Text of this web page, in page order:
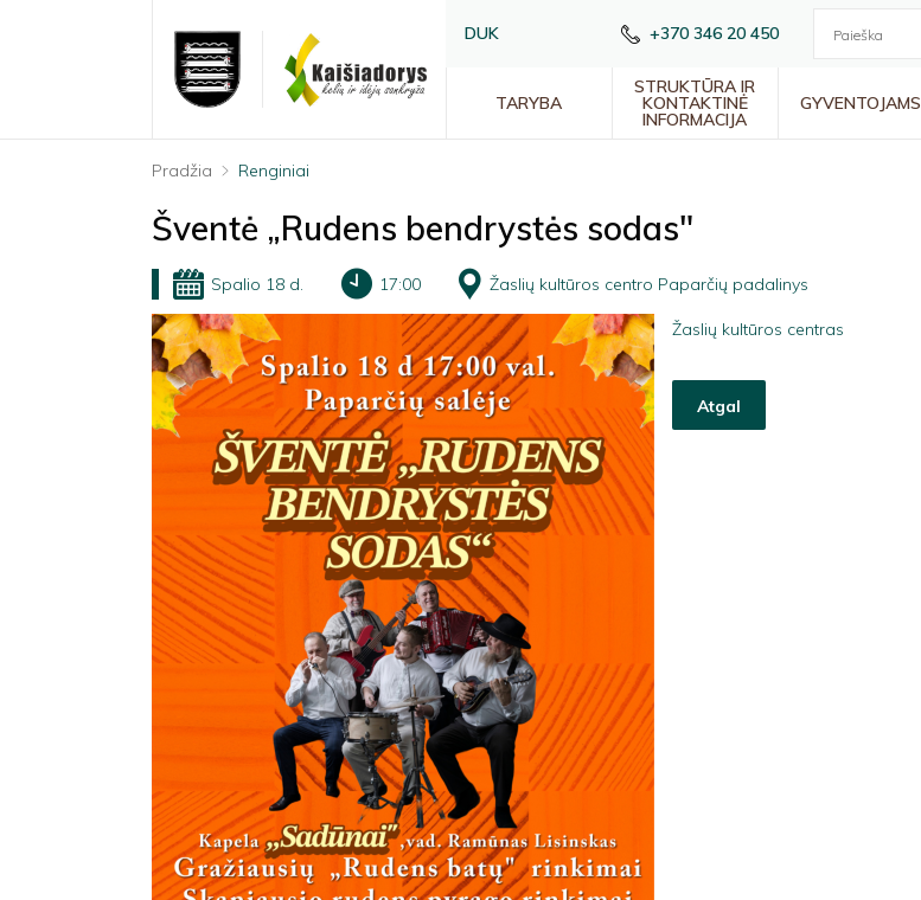
DUK +370 346 20 450
TARYBA
STRUKTŪRA IR
KONTAKTINĖ
INFORMACIJA
GYVENTOJAMS
Pradžia Renginiai
Šventė „Rudens bendrystės sodas"
Spalio 18 d. 17:00 Žaslių kultūros centro Paparčių padalinys
Žaslių kultūros centras
Atgal